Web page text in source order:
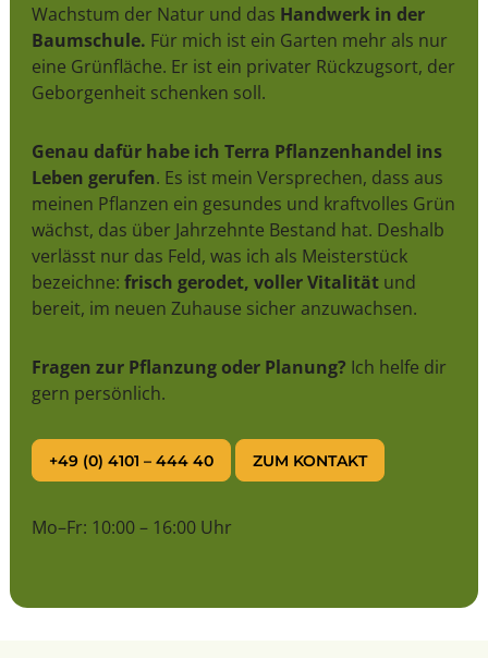
Wachstum der Natur und das Handwerk in der
Baumschule. Für mich ist ein Garten mehr als nur
eine Grünfläche. Er ist ein privater Rückzugsort, der
Geborgenheit schenken soll.
Genau dafür habe ich Terra Pflanzenhandel ins
Leben gerufen. Es ist mein Versprechen, dass aus
meinen Pflanzen ein gesundes und kraftvolles Grün
wächst, das über Jahrzehnte Bestand hat. Deshalb
verlässt nur das Feld, was ich als Meisterstück
bezeichne: frisch gerodet, voller Vitalitätund
bereit, im neuen Zuhause sicher anzuwachsen.
Fragen zur Pflanzung oder Planung? Ich helfe dir
gern persönlich.
+49 (0) 4101 – 444 40 ZUM KONTAKT
Mo–Fr: 10:00 – 16:00 Uhr